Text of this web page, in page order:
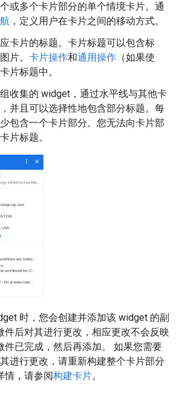
个或多个卡片部分的单个情境卡片。通
，定义用户在卡片之间的移动方式。
应卡片的标题。卡片标题可以包含标
片。 卡片操作和通用操作 （如果使
片标题中。
收集的 widget，通过水平线与其他卡
并且可以选择性地包含部分标题。每
包含一个卡片部分。您无法向卡片部
片标题。
时，您会创建并添加该 widget 的副
件后对其进行更改，相应更改不会反映
件已完成，然后再添加。 如果您需要
进行更改，请重新构建整个卡片部分
情，请参阅构建卡片。